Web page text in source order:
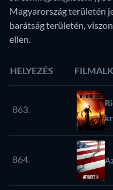
Magyarország területén
barátság területén,
ellen.
HELYEZÉS
863.
864.